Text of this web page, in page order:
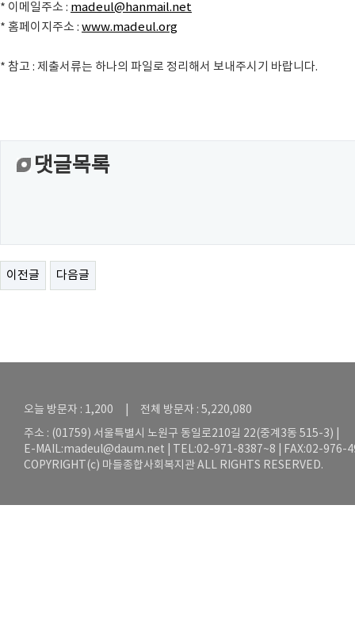
* 이메일주소 : madeul@hanmail.net
* 홈페이지주소 : www.madeul.org
* 참고 : 제출서류는 하나의 파일로 정리해서 보내주시기 바랍니다.
댓글목록
이전글 다음글
오늘 방문자 : 1,200 | 전체 방문자 : 5,220,080
주소 : (01759) 서울특별시 노원구 동일로210길 22(중계3동 515-3) |
E-MAIL:madeul@daum.net | TEL:02-971-8387~8 | FAX:02-976-
COPYRIGHT(c) 마들종합사회복지관 ALL RIGHTS RESERVED.